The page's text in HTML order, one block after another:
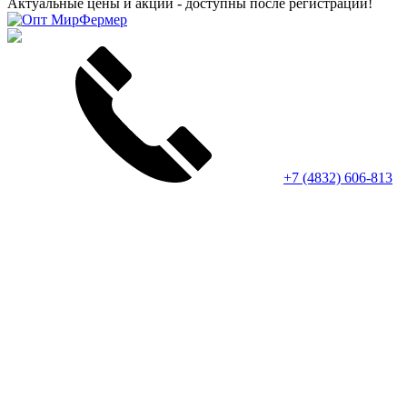
Актуальные цены и акции - доступны после регистрации!
+7 (4832) 606-813